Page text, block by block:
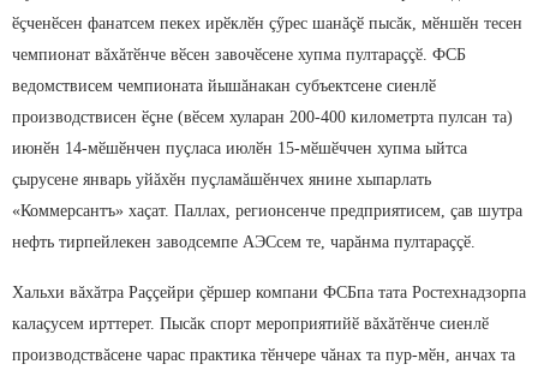
ӗçченӗсен фанатсем пекех ирӗклӗн çӳрес шанăçӗ пысăк, мӗншӗн тесен
чемпионат вăхăтӗнче вӗсен завочӗсене хупма пултараççӗ. ФСБ
ведомствисем чемпионата йышăнакан субъектсене сиенлӗ
производствисен ӗçне (вӗсем хуларан 200-400 километрта пулсан та)
июнӗн 14-мӗшӗнчен пуçласа июлӗн 15-мӗшӗччен хупма ыйтса
çырусене январь уйăхӗн пуçламăшӗнчех янине хыпарлать
«Коммерсантъ» хаçат. Паллах, регионсенче предприятисем, çав шутра
нефть тирпейлекен заводсемпе АЭСсем те, чарăнма пултараççӗ.
Хальхи вăхăтра Раççейри çӗршер компани ФСБпа тата Ростехнадзорпа
калаçусем ирттерет. Пысăк спорт мероприятийӗ вăхăтӗнче сиенлӗ
производствăсене чарас практика тӗнчере чăнах та пур-мӗн, анчах та